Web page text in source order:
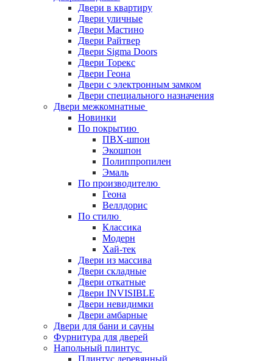
Двери в квартиру
Двери уличные
Двери Мастино
Двери Райтвер
Двери Sigma Doors
Двери Торекс
Двери Геона
Двери с электронным замком
Двери специального назначения
Двери межкомнатные
Новинки
По покрытию
ПВХ-шпон
Экошпон
Полиппропилен
Эмаль
По производителю
Геона
Веллдорис
По стилю
Классика
Модерн
Хай-тек
Двери из массива
Двери складные
Двери откатные
Двери INVISIBLE
Двери невидимки
Двери амбарные
Двери для бани и сауны
Фурнитура для дверей
Напольный плинтус
Плинтус деревянный